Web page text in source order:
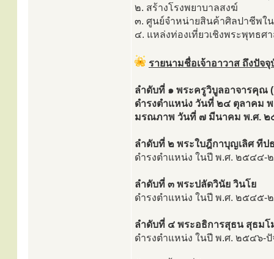
๒. สร้างโรงพยาบาลสงฆ์
๓. ศูนย์จำหน่ายสินค้าศิลปาชีพใ
๔. แหล่งท่องเที่ยวเชิงพระพุทธศ
รายนามชื่อเจ้าอาวาส ถึงปัจจุ
ลำดับที่ ๑ พระครูวิบูลอาจารคุณ
ดำรงตำแหน่ง วันที่ ๒๔ ตุลาคม
มรณภาพ วันที่ ๗ มีนาคม พ.ศ.
ลำดับที่ ๒ พระใบฎีกาบุญเลิศ ทีป
ดำรงตำแหน่ง ในปี พ.ศ. ๒๕๔๔-
ลำดับที่ ๓ พระปลัดวินัย วินโย
ดำรงตำแหน่ง ในปี พ.ศ. ๒๕๔๕-
ลำดับที่ ๔ พระอธิการสุธน สุธมโ
ดำรงตำแหน่ง ในปี พ.ศ. ๒๕๔๖-